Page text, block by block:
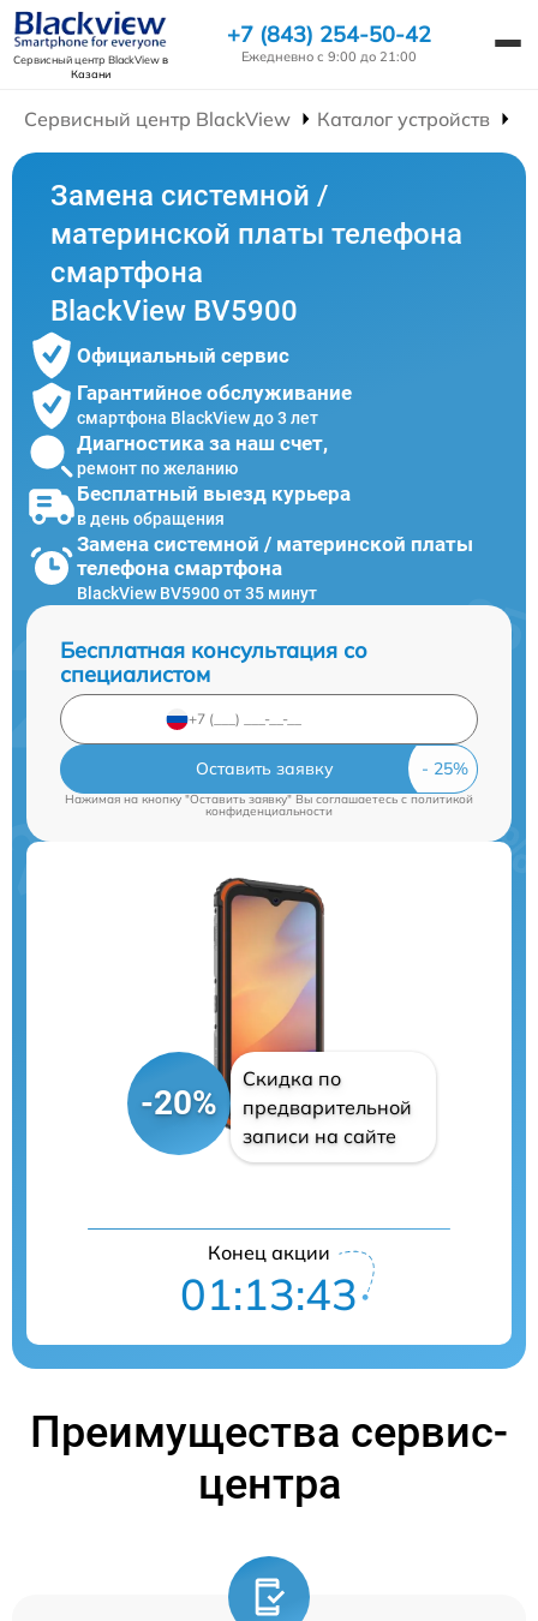
Сервисный центр BlackViewв
Казани
+7 (843) 254-50-42
Ежедневно с 9:00 до 21:00
Сервисный центр BlackView Каталог устройств
Замена системной /
материнской платы телефона
смартфона
BlackView BV5900
Официальный сервис
Гарантийное обслуживание
смартфона BlackView до 3 лет
Диагностика за наш счет,
ремонт по желанию
Бесплатный выезд курьера
в день обращения
Замена системной / материнской платы
телефона смартфона
BlackView BV5900 от 35 минут
Бесплатная консультация со
специалистом
Оставить заявку
Нажимая на кнопку "Оставить заявку" Вы соглашаетесь cполитикой
конфиденциальности
-20%
Скидка по
предварительной
записи на сайте
Конец акции
01:13:42
Преимущества сервис-
центра